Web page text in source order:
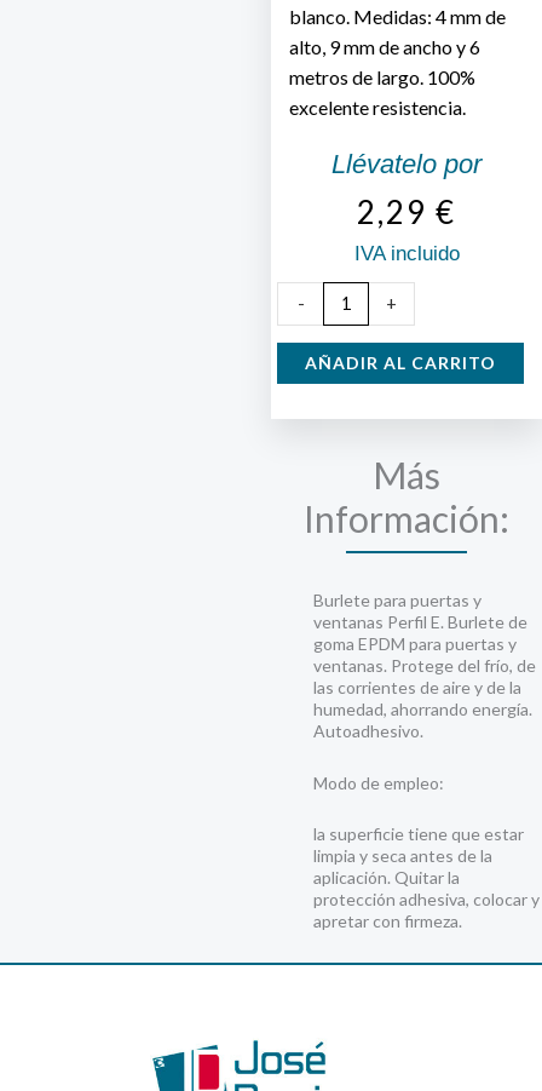
blanco. Medidas: 4 mm de
alto, 9 mm de ancho y 6
metros de largo. 100%
excelente resistencia.
Llévatelo por
2,29 €
IVA incluido
-
Blanco
para
+
AÑADIR AL CARRITO
Más
Información:
Burlete para puertas y
ventanas Perfil E. Burlete de
goma EPDM para puertas y
ventanas. Protege del frío, de
las corrientes de aire y de la
humedad, ahorrando energía.
Autoadhesivo.
Modo de empleo:
la superficie tiene que estar
limpia y seca antes de la
aplicación. Quitar la
protección adhesiva, colocar y
apretar con firmeza.